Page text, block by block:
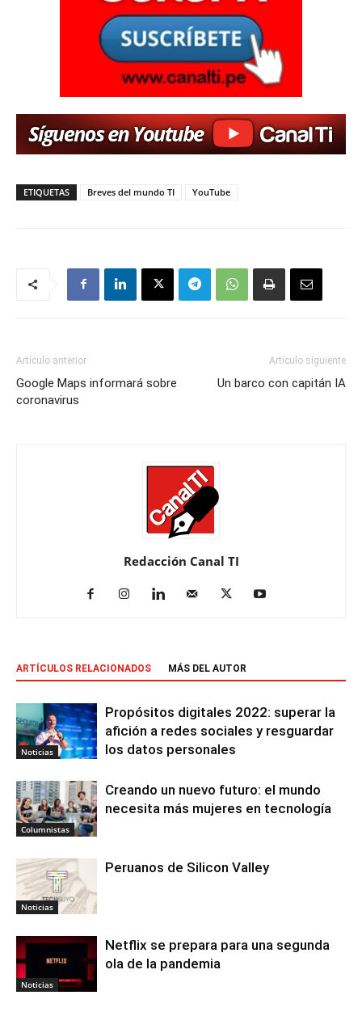
ETIQUETAS Breves del mundo TI YouTube
Artículo anterior
Google Maps informará sobre
coronavirus
Artículo siguiente
Un barco con capitán IA
Redacción Canal TI
ARTÍCULOS RELACIONADOS MÁS DEL AUTOR
Noticias
Propósitos digitales 2022: superar la
afición a redes sociales y resguardar
los datos personales
Columnistas
Creando un nuevo futuro: el mundo
necesita más mujeres en tecnología
Noticias
Peruanos de Silicon Valley
Noticias
Netflix se prepara para una segunda
ola de la pandemia